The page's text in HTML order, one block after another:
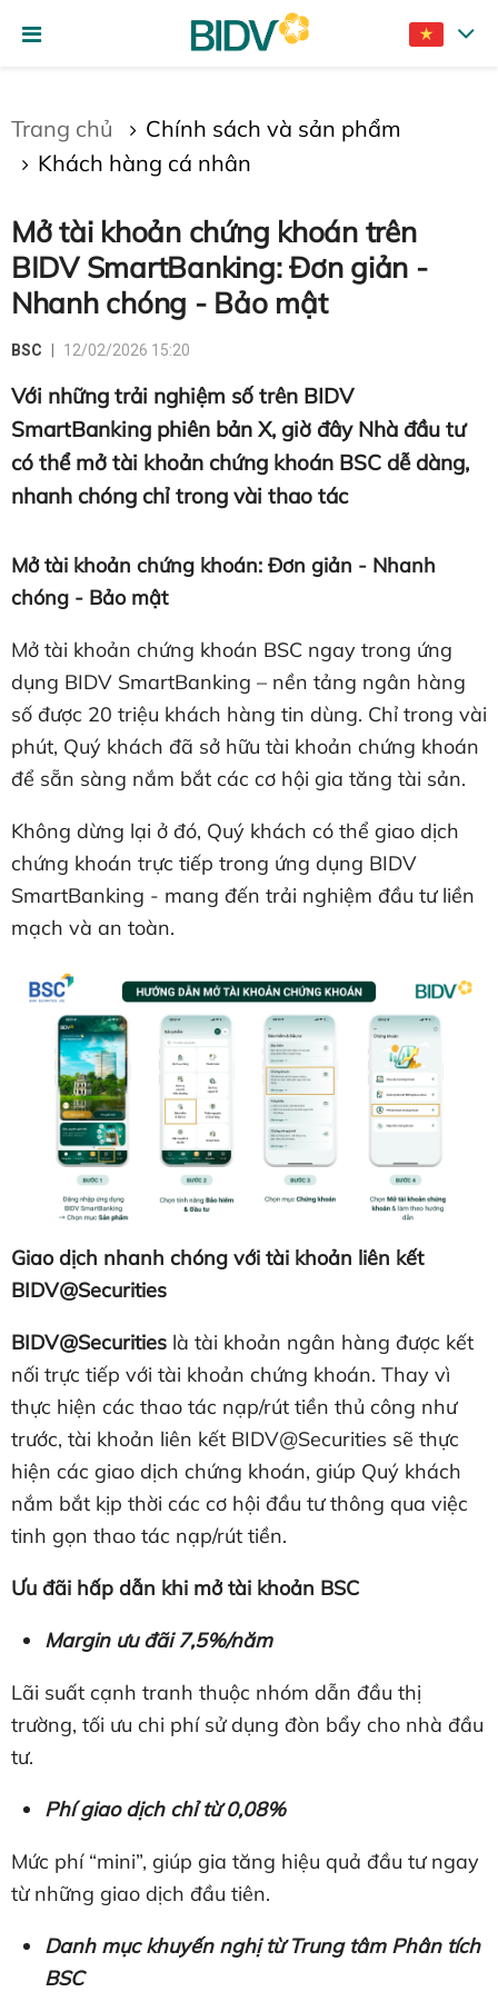
Trang chủ
Chính sách và sản phẩm
Khách hàng cá nhân
Mở tài khoản chứng khoán trên
BIDV SmartBanking: Đơn giản -
Nhanh chóng - Bảo mật
BSC 12/02/2026 15:20
Với những trải nghiệm số trên BIDV
SmartBanking phiên bản X, giờ đây Nhà đầu tư
có thể mở tài khoản chứng khoán BSC dễ dàng,
nhanh chóng chỉ trong vài thao tác
Mở tài khoản chứng khoán: Đơn giản - Nhanh
chóng - Bảo mật
Mở tài khoản chứng khoán BSC ngay trong ứng
dụng BIDV SmartBanking – nền tảng ngân hàng
số được 20 triệu khách hàng tin dùng. Chỉ trong vài
phút, Quý khách đã sở hữu tài khoản chứng khoán
để sẵn sàng nắm bắt các cơ hội gia tăng tài sản.
Không dừng lại ở đó, Quý khách có thể giao dịch
chứng khoán trực tiếp trong ứng dụng BIDV
SmartBanking - mang đến trải nghiệm đầu tư liền
mạch và an toàn.
Giao dịch nhanh chóng với tài khoản liên kết
BIDV@Securities
BIDV@Securities là tài khoản ngân hàng được kết
nối trực tiếp với tài khoản chứng khoán. Thay vì
thực hiện các thao tác nạp/rút tiền thủ công như
trước, tài khoản liên kết BIDV@Securities sẽ thực
hiện các giao dịch chứng khoán, giúp Quý khách
nắm bắt kịp thời các cơ hội đầu tư thông qua việc
tinh gọn thao tác nạp/rút tiền.
Ưu đãi hấp dẫn khi mở tài khoản BSC
Margin ưu đãi 7,5%/năm
Lãi suất cạnh tranh thuộc nhóm dẫn đầu thị
trường, tối ưu chi phí sử dụng đòn bẩy cho nhà đầu
tư.
Phí giao dịch chỉ từ 0,08%
Mức phí “mini”, giúp gia tăng hiệu quả đầu tư ngay
từ những giao dịch đầu tiên.
Danh mục khuyến nghị từ Trung tâm Phân tích
BSC
Gửi bình luận